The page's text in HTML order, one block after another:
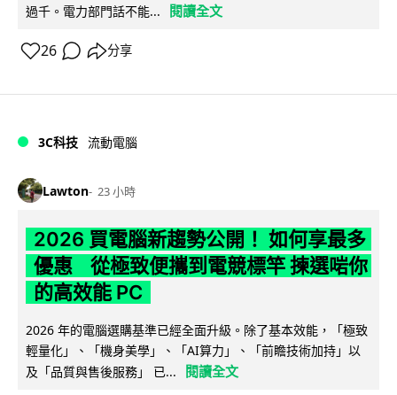
過千。電力部門話不能...
閱讀全文
26 分享
3C科技 流動電腦
Lawton 23 小時
2026 買電腦新趨勢公開！ 如何享最多
優惠 從極致便攜到電競標竿 揀選啱你
的高效能 PC
2026 年的電腦選購基準已經全面升級。除了基本效能，「極致
輕量化」、「機身美學」、「AI算力」、「前瞻技術加持」以
及「品質與售後服務」 已...
閱讀全文